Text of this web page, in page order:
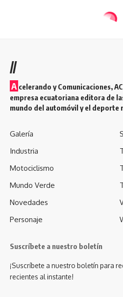
//
A celerando y Comunicaciones,
empresa ecuatoriana editora de
mundo del automóvil y el deporte
Galería
Industria
Motociclismo
Mundo Verde
Novedades
Personaje
Suscríbete a nuestro boletín
¡Suscríbete a nuestro boletín para
recientes al instante!